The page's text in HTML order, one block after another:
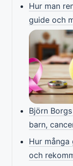
Hur man
guide och
Björn
barn,
Hur
och